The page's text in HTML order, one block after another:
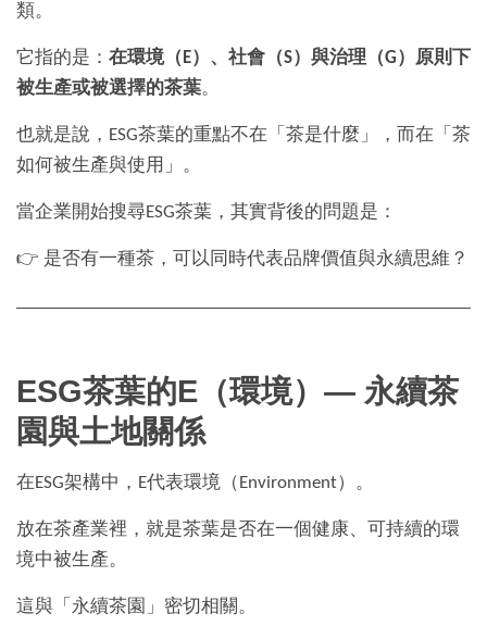
類。
它指的是： 在環境（E）、社會（S）與治理（G）原則下
被生產或被選擇的茶葉。
也就是說，ESG茶葉的重點不在「茶是什麼」，而在「茶
如何被生產與使用」。
當企業開始搜尋ESG茶葉，其實背後的問題是：
👉 是否有一種茶，可以同時代表品牌價值與永續思維？
ESG茶葉的E（環境）— 永續茶
園與土地關係
在ESG架構中，E代表環境（Environment）。
放在茶產業裡，就是茶葉是否在一個健康、可持續的環
境中被生產。
這與「永續茶園」密切相關。